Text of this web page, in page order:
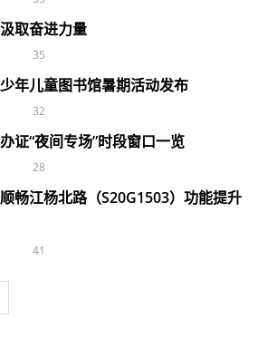
取奋进力量
35
年儿童图书馆暑期活动发布
32
证“夜间专场”时段窗口一览
28
畅江杨北路（S20G1503）功能提升
41